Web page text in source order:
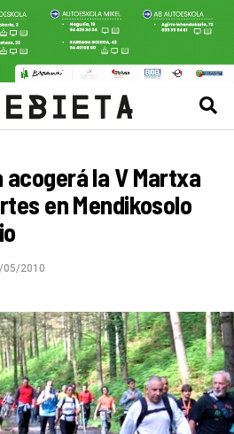
la V Martxa
en Mendikosolo
05/2010